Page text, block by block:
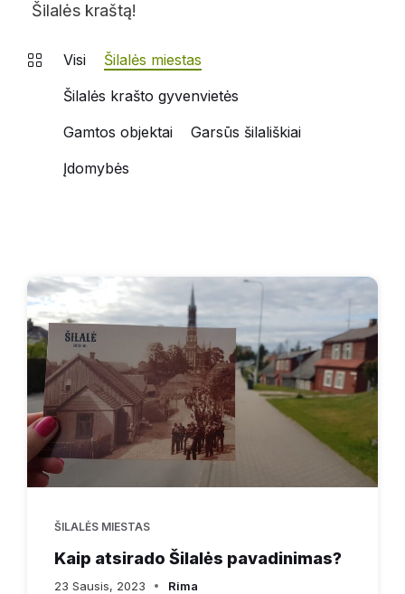
Šilalės kraštą!
Visi
Šilalės miestas
Šilalės krašto gyvenvietės
Gamtos objektai
Garsūs šilališkiai
Įdomybės
ŠILALĖS MIESTAS
Kaip atsirado Šilalės pavadinimas?
23 Sausis, 2023 Rima